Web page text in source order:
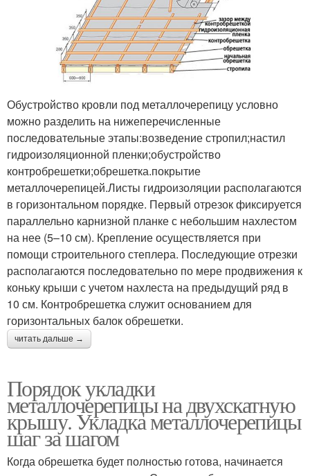
Обустройство кровли под металлочерепицу условно
можно разделить на нижеперечисленные
последовательные этапы:возведение стропил;настил
гидроизоляционной пленки;обустройство
контробрешетки;обрешетка.покрытие
металлочерепицей.Листы гидроизоляции располагаются
в горизонтальном порядке. Первый отрезок фиксируется
параллельно карнизной планке с небольшим нахлестом
на нее (5–10 см). Крепление осуществляется при
помощи строительного степлера. Последующие отрезки
располагаются последовательно по мере продвижения к
коньку крыши с учетом нахлеста на предыдущий ряд в
10 см. Контробрешетка служит основанием для
горизонтальных балок обрешетки.
читать дальше →
Порядок укладки
металлочерепицы на двухскатную
крышу. Укладка металлочерепицы
шаг за шагом
Когда обрешетка будет полностью готова, начинается